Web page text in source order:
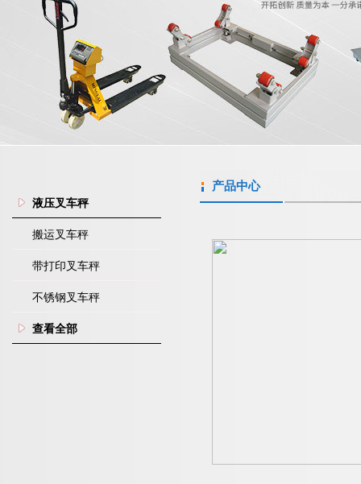
液压叉车秤
搬运叉车秤
带打印叉车秤
不锈钢叉车秤
查看全部
产品中心